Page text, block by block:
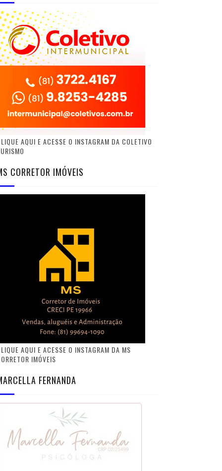
AQUI E ACESSE O INSTAGRAM DA COLETIVO
CORRETOR IMÓVEIS
AQUI E ACESSE O INSTAGRAM DA MS
IMÓVEIS
FERNANDA